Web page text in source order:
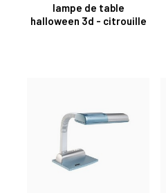
lampe de table
halloween 3d - citrouille